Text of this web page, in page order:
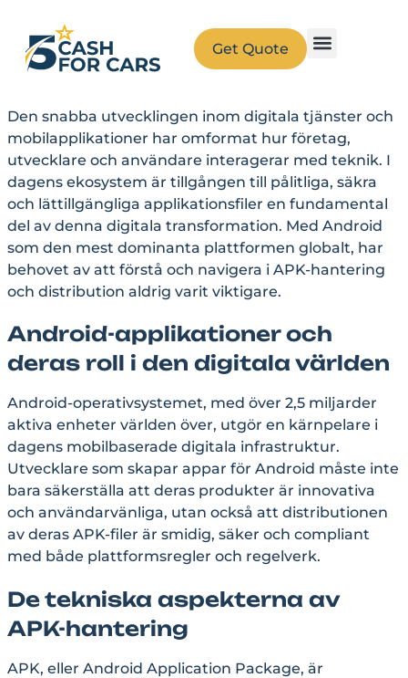
Get Quote
Den snabba utvecklingen inom digitala tjänster och
mobilapplikationer har omformat hur företag,
utvecklare och användare interagerar med teknik. I
dagens ekosystem är tillgången till pålitliga, säkra
och lättillgängliga applikationsfiler en fundamental
del av denna digitala transformation. Med Android
som den mest dominanta plattformen globalt, har
behovet av att förstå och navigera i APK-hantering
och distribution aldrig varit viktigare.
Android-applikationer och
deras roll i den digitala världen
Android-operativsystemet, med över 2,5 miljarder
aktiva enheter världen över, utgör en kärnpelare i
dagens mobilbaserade digitala infrastruktur.
Utvecklare som skapar appar för Android måste inte
bara säkerställa att deras produkter är innovativa
och användarvänliga, utan också att distributionen
av deras APK-filer är smidig, säker och compliant
med både plattformsregler och regelverk.
De tekniska aspekterna av
APK-hantering
APK, eller Android Application Package, är